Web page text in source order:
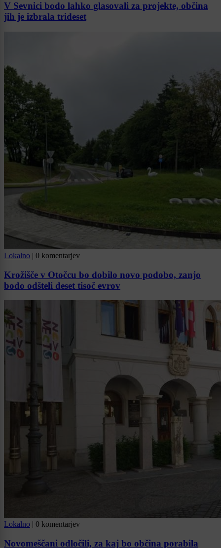
V Sevnici bodo lahko glasovali za projekte, občina
jih je izbrala trideset
Lokalno | 0 komentarjev
Krožišče v Otočcu bo dobilo novo podobo, zanjo
bodo odšteli deset tisoč evrov
Lokalno | 0 komentarjev
Novomeščani odločili, za kaj bo občina porabila